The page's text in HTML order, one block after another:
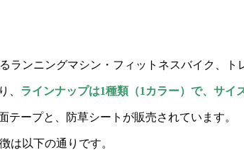
ランニングマシン・フィットネスバイク、ト
、 ラインナップは1種類（1カラー）で、サイ
テープと、防草シートが販売されています。
は以下の通りです。